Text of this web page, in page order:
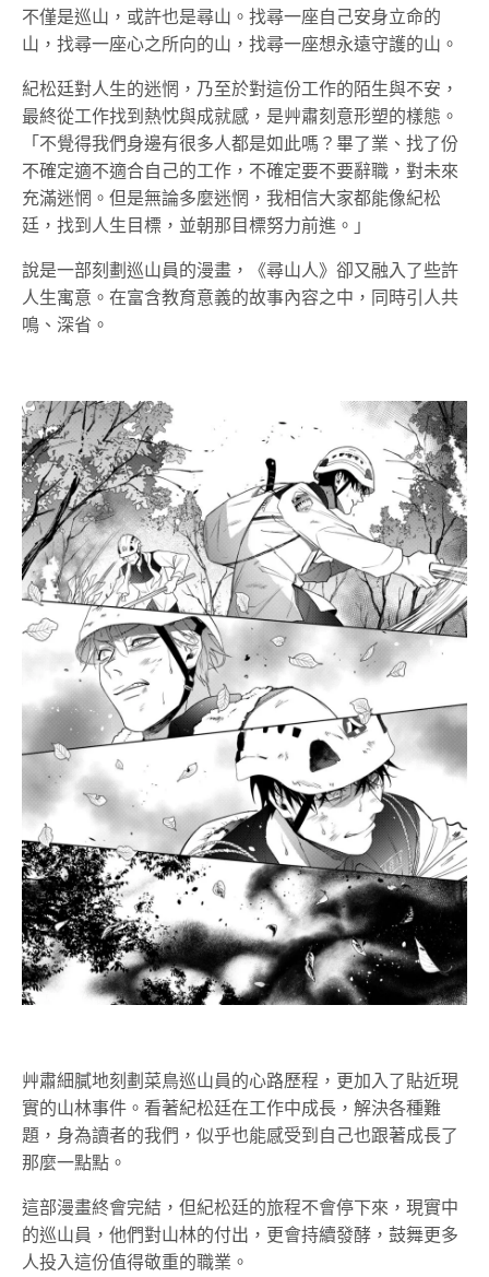
不僅是巡山，或許也是尋山。找尋一座自己安身立命的
山，找尋一座心之所向的山，找尋一座想永遠守護的山。
紀松廷對人生的迷惘，乃至於對這份工作的陌生與不安，
最終從工作找到熱忱與成就感，是艸肅刻意形塑的樣態。
「不覺得我們身邊有很多人都是如此嗎？畢了業、找了份
不確定適不適合自己的工作，不確定要不要辭職，對未來
充滿迷惘。但是無論多麼迷惘，我相信大家都能像紀松
廷，找到人生目標，並朝那目標努力前進。」
說是一部刻劃巡山員的漫畫，《尋山人》卻又融入了些許
人生寓意。在富含教育意義的故事內容之中，同時引人共
鳴、深省。
艸肅細膩地刻劃菜鳥巡山員的心路歷程，更加入了貼近現
實的山林事件。看著紀松廷在工作中成長，解決各種難
題，身為讀者的我們，似乎也能感受到自己也跟著成長了
那麼一點點。
這部漫畫終會完結，但紀松廷的旅程不會停下來，現實中
的巡山員，他們對山林的付出，更會持續發酵，鼓舞更多
人投入這份值得敬重的職業。